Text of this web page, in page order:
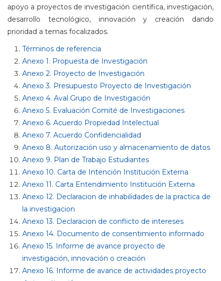
apoyo a proyectos de investigación científica, investigación,
desarrollo tecnológico, innovación y creación dando
prioridad a temas focalizados.
Términos de referencia
Anexo 1. Propuesta de Investigación
Anexo 2. Proyecto de Investigación
Anexo 3. Presupuesto Proyecto de Investigación
Anexo 4. Aval Grupo de Investigación
Anexo 5. Evaluación Comité de Investigaciones
Anexo 6. Acuerdo Propiedad Intelectual
Anexo 7. Acuerdo Confidencialidad
Anexo 8. Autorización uso y almacenamiento de datos
Anexo 9. Plan de Trabajo Estudiantes
Anexo 10. Carta de Intención Institución Externa
Anexo 11. Carta Entendimiento Institución Externa
Anexo 12. Declaracion de inhabilidades de la practica de
la investigacion
Anexo 13. Declaracion de conflicto de intereses
Anexo 14. Documento de consentimiento informado
Anexo 15. Informe de avance proyecto de
investigación, innovación o creación
Anexo 16. Informe de avance de actividades proyecto